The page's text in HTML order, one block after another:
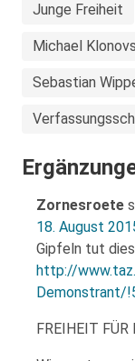
Junge Freiheit
Michael
Sebastian
Zornesroete
18. August
Gipfeln tut
http://
Demonstrant/
FREIHEIT FÜR